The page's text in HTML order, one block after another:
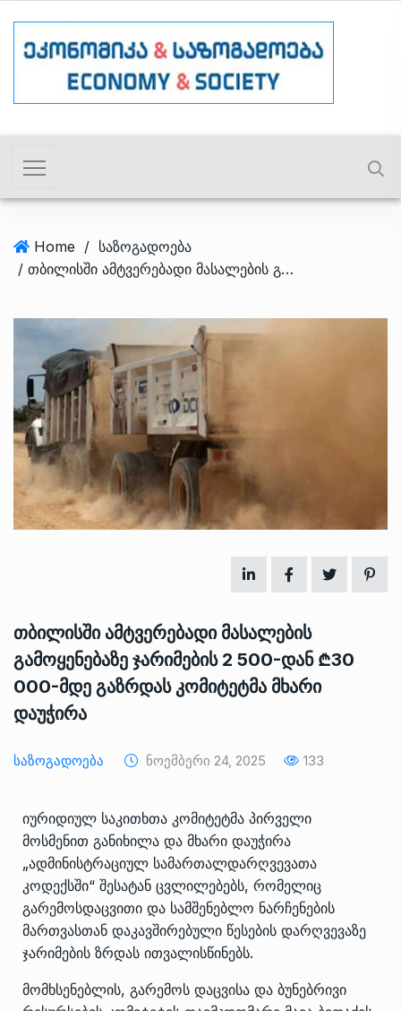
Home / საზოგადოება
/ თბილისში ამტვერებადი მასალების გამოყენებაზე ჯარიმების 2 500-დან ₾30 000-მდე გაზრდას კომიტეტმა მხარი დაუჭირა
თბილისში ამტვერებადი მასალების
გამოყენებაზე ჯარიმების 2 500-დან ₾30
000-მდე გაზრდას კომიტეტმა მხარი
დაუჭირა
Საზოგადოება Ნოემბერი 24, 2025 133
იურიდიულ საკითხთა კომიტეტმა პირველი
მოსმენით განიხილა და მხარი დაუჭირა
„ადმინისტრაციულ სამართალდარღვევათა
კოდექსში“ შესატან ცვლილებებს, რომელიც
გარემოსდაცვითი და სამშენებლო ნარჩენების
მართვასთან დაკავშირებული წესების დარღვევაზე
ჯარიმების ზრდას ითვალისწინებს.
მომხსენებლის, გარემოს დაცვისა და ბუნებრივი